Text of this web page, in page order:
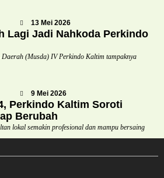
13 Mei 2026
Lagi Jadi Nahkoda Perkindo
(Musda) IV Perkindo Kaltim tampaknya
9 Mei 2026
Perkindo Kaltim Soroti
Berubah
lokal semakin profesional dan mampu bersaing